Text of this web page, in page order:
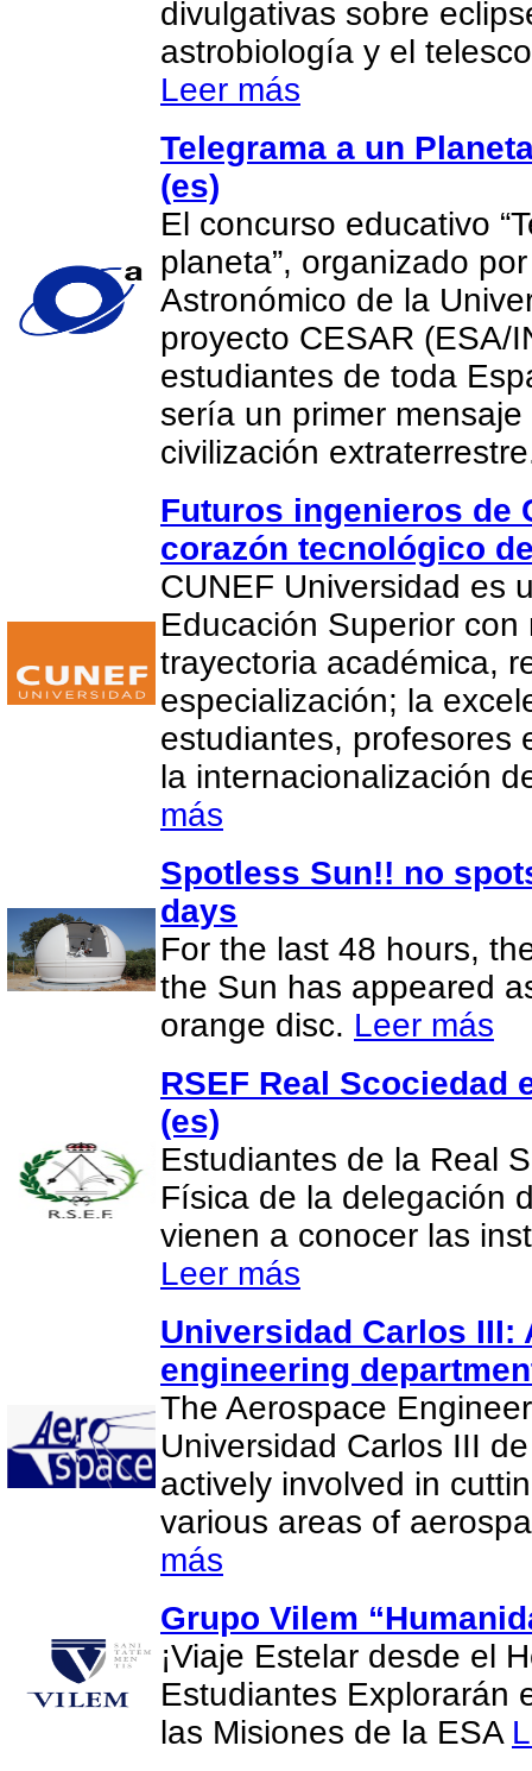
divulgativas sobre
astrobiología y el
Leer más
Telegrama a un
(es)
El concurso educativo
planeta”, organizado
Astronómico de la
proyecto CESAR (ESA/
estudiantes de toda
sería un primer
civilización
Futuros ingenieros de
corazón tecnológico
CUNEF Universidad es
Educación Superior
trayectoria académica,
especialización; la
estudiantes, profesores
la internacionalización
más
Spotless Sun!! no
days
For the last 48 hours,
the Sun has appeared
orange disc. Leer más
RSEF Real Scociedad
(es)
Estudiantes de la Real
Física de la delegación
vienen a conocer las
Leer más
Universidad Carlos III:
engineering
The Aerospace
Universidad Carlos III
actively involved in
various areas of
más
Grupo Vilem
¡Viaje Estelar desde el
Estudiantes Explorarán
las Misiones de la ESA